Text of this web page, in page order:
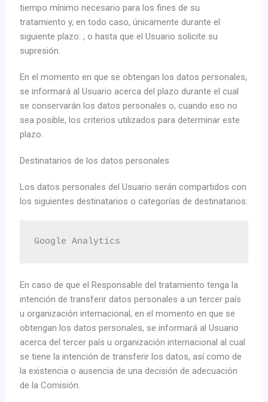
tiempo mínimo necesario para los fines de su
tratamiento y, en todo caso, únicamente durante el
siguiente plazo: , o hasta que el Usuario solicite su
supresión.
En el momento en que se obtengan los datos personales,
se informará al Usuario acerca del plazo durante el cual
se conservarán los datos personales o, cuando eso no
sea posible, los criterios utilizados para determinar este
plazo.
Destinatarios de los datos personales
Los datos personales del Usuario serán compartidos con
los siguientes destinatarios o categorías de destinatarios:
Google Analytics
En caso de que el Responsable del tratamiento tenga la
intención de transferir datos personales a un tercer país
u organización internacional, en el momento en que se
obtengan los datos personales, se informará al Usuario
acerca del tercer país u organización internacional al cual
se tiene la intención de transferir los datos, así como de
la existencia o ausencia de una decisión de adecuación
de la Comisión.